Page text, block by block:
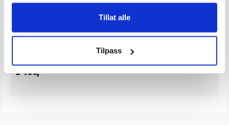
Tillat alle
Tilpass
oppladbar 6 x 19 W
3.6 av 5 mulige
20+Tilgjengelig
1 490,-